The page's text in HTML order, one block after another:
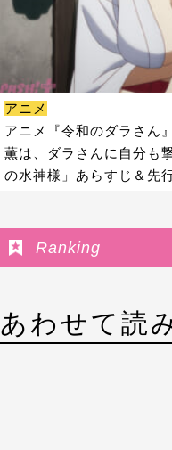
アニメ
アニメ『令和のダラさん
薫は、ダラさんに自分も
の水神様」あらすじ＆先
Ranking
あわせて読